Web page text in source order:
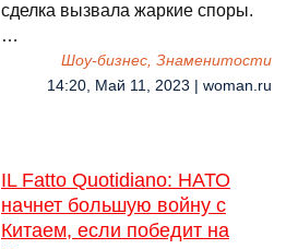
сделка вызвала жаркие споры.
…
Шоу-бизнес, Знаменитости
14:20, Май 11, 2023 | woman.ru
IL Fatto Quotidiano: НАТО
начнет большую войну с
Китаем, если победит на